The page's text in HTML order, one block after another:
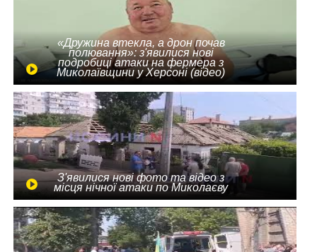
«Дружина втекла, а дрон почав
полювання»: з'явилися нові
подробиці атаки на фермера з
Миколаївщини у Херсоні (відео)
З'явилися нові фото та відео з
місця нічної атаки по Миколаєву